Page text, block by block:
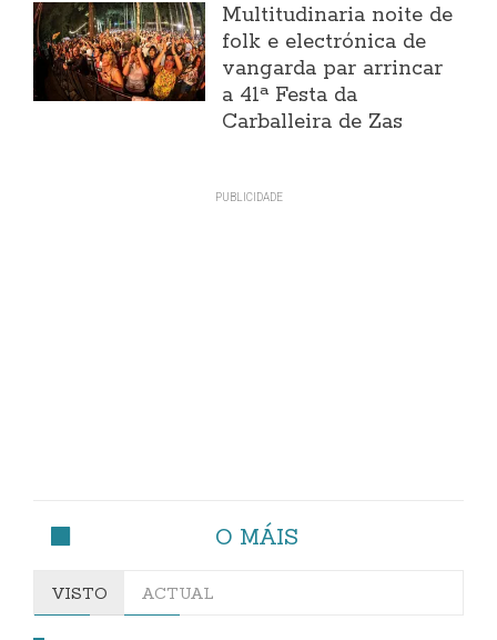
Multitudinaria noite de
folk e electrónica de
vangarda par arrincar
a 41ª Festa da
Carballeira de Zas
O MÁIS
VISTO ACTUAL